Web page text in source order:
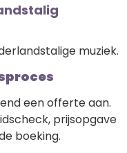
muziek.
een offerte aan.
prijsopgave
boeking.